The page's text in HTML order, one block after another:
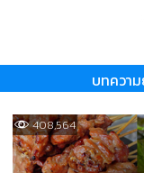
บทควา
408,564